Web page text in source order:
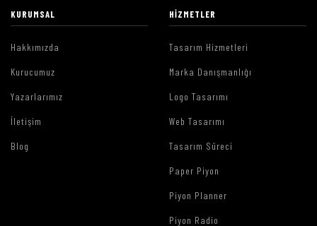
KURUMSAL
Hakkımızda
Kurucumuz
Yazarlarımız
İletişim
Blog
HIZMETLER
Tasarım Hizmetleri
Marka Danışmanlığı
Logo Tasarımı
Web Tasarımı
Tasarım Süreci
Paper Piyon
Piyon Planner
Piyon Radio